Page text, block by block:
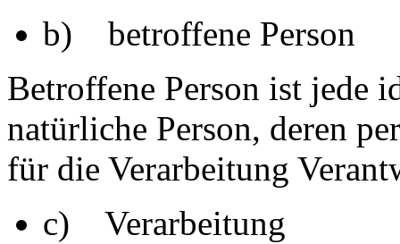
b) betroffene Person
Betroffene Person ist jede
natürliche Person, deren
für die Verarbeitung
c) Verarbeitung